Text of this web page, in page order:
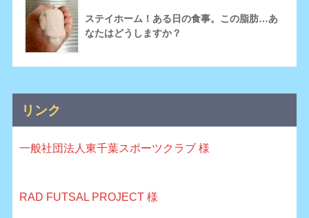
ステイホーム！ある日の食事。この脂肪…あ
なたはどうしますか？
リンク
一般社団法人東千葉スポーツクラブ 様
RAD FUTSAL PROJECT 様